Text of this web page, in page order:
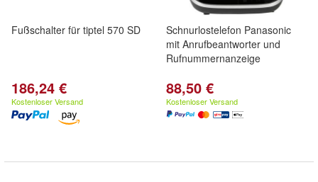
Fußschalter für tiptel 570 SD
186,24 €
Kostenloser Versand
Schnurlostelefon Panasonic
mit Anrufbeantworter und
Rufnummernanzeige
88,50 €
Kostenloser Versand